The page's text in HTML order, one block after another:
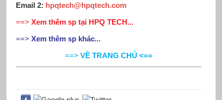
Email 2: hpqtech@hpqtech.com
==> Xem thêm sp tại HPQ TECH...
==> Xem thêm sp khác...
==> VỀ TRANG CHỦ <==